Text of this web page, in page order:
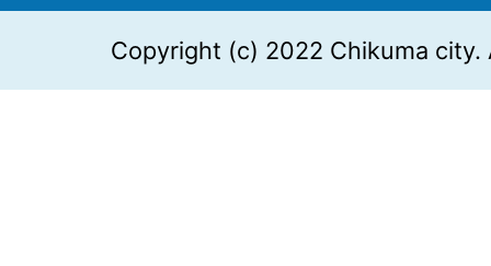
Copyright (c) 2022 Chikuma city.